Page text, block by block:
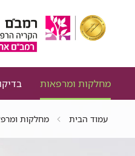
מחלקות ומרפאות
עמוד הבית מחלקות